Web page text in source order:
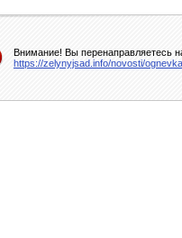
Внимание! Вы перенаправляетесь
https://zelynyjsad.info/novosti/